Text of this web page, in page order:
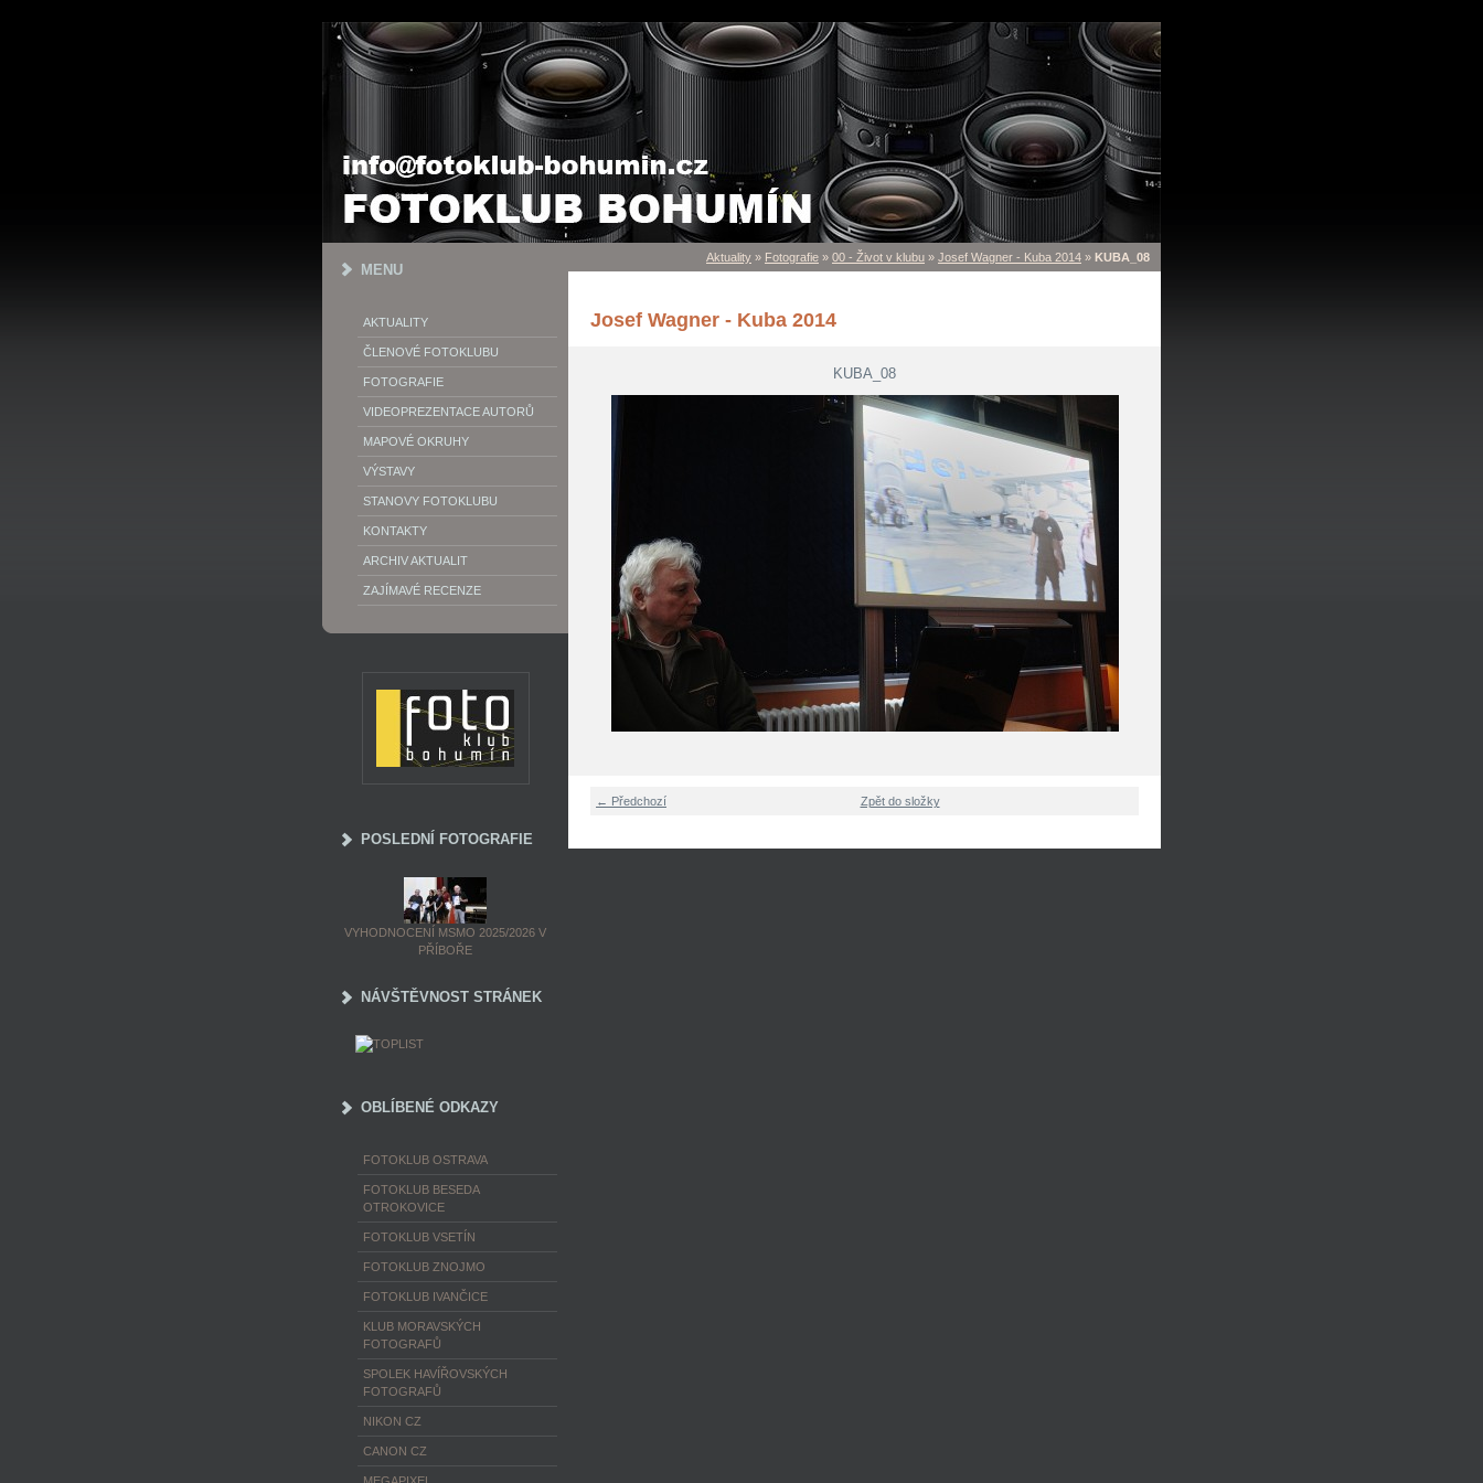
MENU
AKTUALITY
ČLENOVÉ FOTOKLUBU
FOTOGRAFIE
VIDEOPREZENTACE AUTORŮ
MAPOVÉ OKRUHY
VÝSTAVY
STANOVY FOTOKLUBU
KONTAKTY
ARCHIV AKTUALIT
ZAJÍMAVÉ RECENZE
POSLEDNÍ FOTOGRAFIE
VYHODNOCENÍ MSMO 2025/2026 V
PŘÍBOŘE
NÁVŠTĚVNOST STRÁNEK
OBLÍBENÉ ODKAZY
FOTOKLUB OSTRAVA
FOTOKLUB BESEDA
OTROKOVICE
FOTOKLUB VSETÍN
FOTOKLUB ZNOJMO
FOTOKLUB IVANČICE
KLUB MORAVSKÝCH
FOTOGRAFŮ
SPOLEK HAVÍŘOVSKÝCH
FOTOGRAFŮ
NIKON CZ
CANON CZ
Aktuality » Fotografie » 00 - Život v klubu » Josef Wagner - Kuba 2014 » KUBA_08
Josef Wagner - Kuba 2014
KUBA_08
← Předchozí Zpět do složky